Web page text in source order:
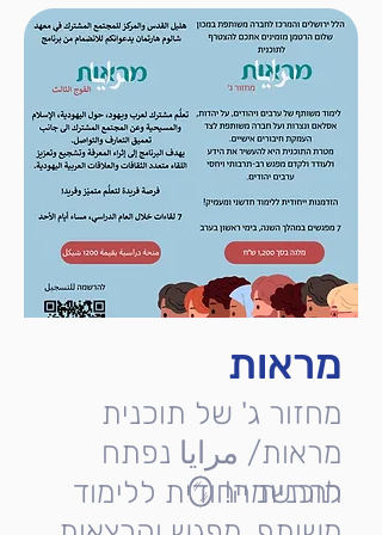
מחזור ג' של תוכנית
מראות/ مرايا נפתח
להרשמה! 🪞
תוכנית ייחודית ללימוד
מראות